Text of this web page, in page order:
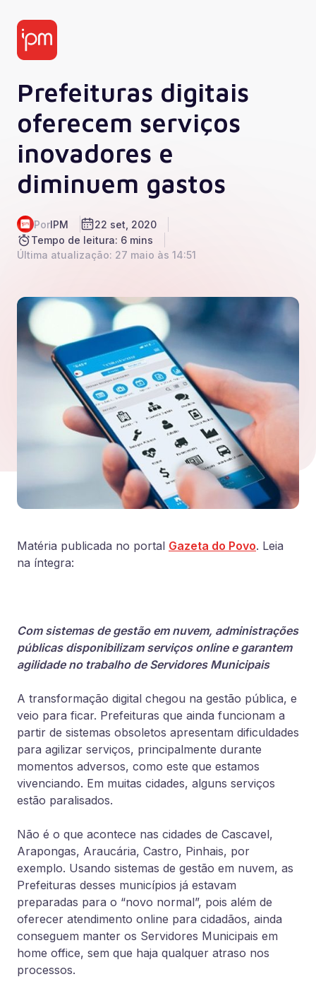
Prefeituras digitais
oferecem serviços
inovadores e
diminuem gastos
PorIPM
22 set, 2020
Tempo de leitura: 6 mins
Última atualização: 27 maio às 14:51
Matéria publicada no portal Gazeta do Povo. Leia
na íntegra:
Com sistemas de gestão em nuvem, administrações
públicas disponibilizam serviços online e garantem
agilidade no trabalho de Servidores Municipais
A transformação digital chegou na gestão pública, e
veio para ficar. Prefeituras que ainda funcionam a
partir de sistemas obsoletos apresentam dificuldades
para agilizar serviços, principalmente durante
momentos adversos, como este que estamos
vivenciando. Em muitas cidades, alguns serviços
estão paralisados.
Não é o que acontece nas cidades de Cascavel,
Arapongas, Araucária, Castro, Pinhais, por
exemplo. Usando sistemas de gestão em nuvem, as
Prefeituras desses municípios já estavam
preparadas para o “novo normal”, pois além de
oferecer atendimento online para cidadãos, ainda
conseguem manter os Servidores Municipais em
home office, sem que haja qualquer atraso nos
processos.